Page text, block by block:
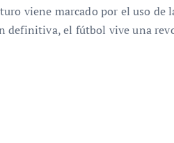
viene marcado por el uso de
definitiva, el fútbol vive una